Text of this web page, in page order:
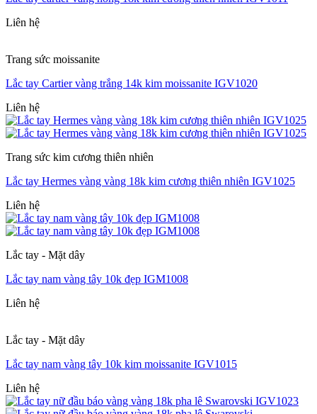
Liên hệ
Trang sức moissanite
Lắc tay Cartier vàng trắng 14k kim moissanite IGV1020
Liên hệ
Trang sức kim cương thiên nhiên
Lắc tay Hermes vàng vàng 18k kim cương thiên nhiên IGV1025
Liên hệ
Lắc tay - Mặt dây
Lắc tay nam vàng tây 10k đẹp IGM1008
Liên hệ
Lắc tay - Mặt dây
Lắc tay nam vàng tây 10k kim moissanite IGV1015
Liên hệ